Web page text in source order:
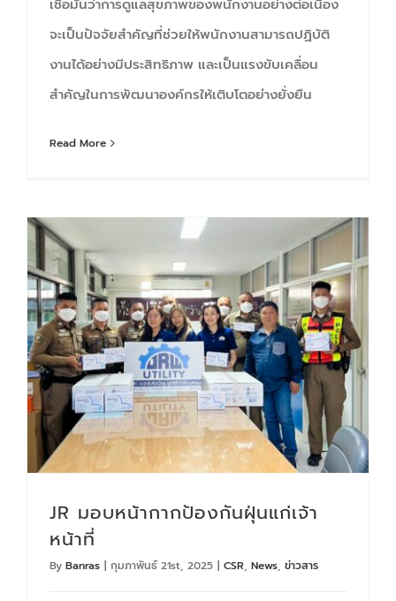
เชื่อมั่นว่าการดูแลสุขภาพของพนักงานอย่างต่อเนื่อง
จะเป็นปัจจัยสำคัญที่ช่วยให้พนักงานสามารถปฏิบัติ
งานได้อย่างมีประสิทธิภาพ และเป็นแรงขับเคลื่อน
สำคัญในการพัฒนาองค์กรให้เติบโตอย่างยั่งยืน
Read More
JR มอบหน้ากากป้องกันฝุ่นแก่เจ้า
หน้าที่
By Banras กุมภาพันธ์ 21st, 2025 CSR, News, ข่าวสาร